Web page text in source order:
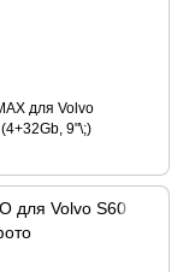
для Volvo
9"\;)